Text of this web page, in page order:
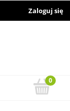
Zaloguj się